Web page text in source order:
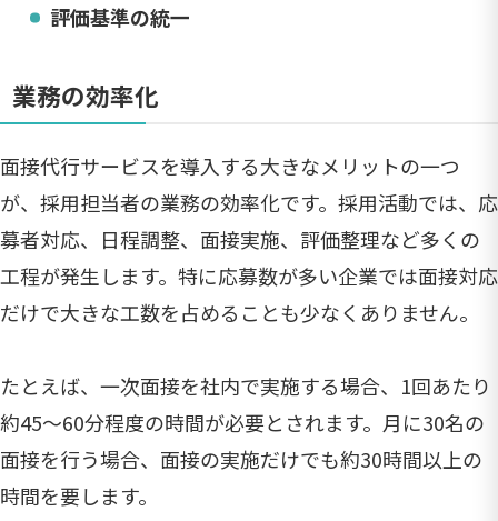
評価基準の統一
業務の効率化
面接代行サービスを導入する大きなメリットの一つ
が、採用担当者の業務の効率化です。採用活動では、応
募者対応、日程調整、面接実施、評価整理など多くの
工程が発生します。特に応募数が多い企業では面接対応
だけで大きな工数を占めることも少なくありません。
たとえば、一次面接を社内で実施する場合、1回あたり
約45〜60分程度の時間が必要とされます。月に30名の
面接を行う場合、面接の実施だけでも約30時間以上の
時間を要します。